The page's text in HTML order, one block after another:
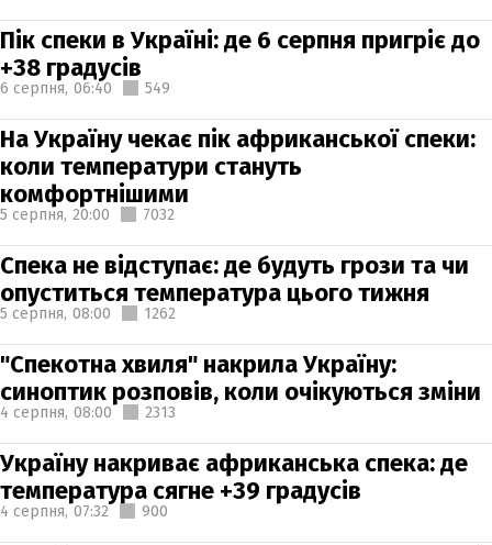
Пік спеки в Україні: де 6 серпня пригріє до
+38 градусів
6 серпня, 06:40 549
На Україну чекає пік африканської спеки:
коли температури стануть
комфортнішими
5 серпня, 20:00 7032
Спека не відступає: де будуть грози та чи
опуститься температура цього тижня
5 серпня, 08:00 1262
"Спекотна хвиля" накрила Україну:
синоптик розповів, коли очікуються зміни
4 серпня, 08:00 2313
Україну накриває африканська спека: де
температура сягне +39 градусів
4 серпня, 07:32 900